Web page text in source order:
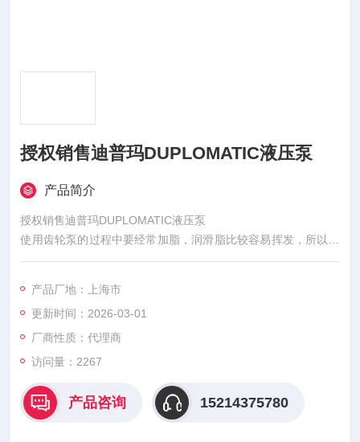
授权销售迪普玛DUPLOMATIC液压泵
产品简介
授权销售迪普玛DUPLOMATIC液压泵
使用齿轮泵的过程中要经常加脂，润滑脂比较容易挥发，所以必
须注意添换，其次保持好轴承处的清洁；
腐蚀性，比较洁净的环境之中去；
齿轮泵在使用的过程中要经常检查并且维修，应该注意检查电动
油桶查看里面的电源线；内接线，插头，开关是不是还能正常的
使用；轴承的零部件是否有没有损坏的地方等等一些；
产品厂地：上海市
更新时间：2026-03-01
厂商性质：代理商
访问量：2267
产品咨询 15214375780